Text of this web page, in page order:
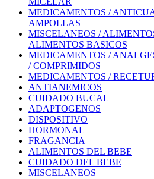
MEDICAMENTOS /
AMPOLLAS
MISCELANEOS /
ALIMENTOS BASICOS
MEDICAMENTOS /
/ COMPRIMIDOS
MEDICAMENTOS /
ANTIANEMICOS
CUIDADO BUCAL
ADAPTOGENOS
DISPOSITIVO
HORMONAL
FRAGANCIA
ALIMENTOS DEL BEBE
CUIDADO DEL BEBE
MISCELANEOS